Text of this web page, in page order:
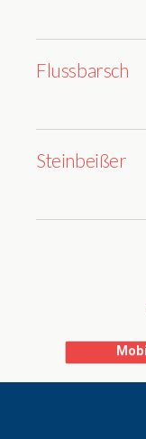
Flussbarsch
Steinbeißer
Mobil